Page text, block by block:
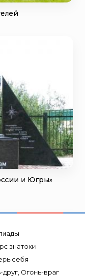
и Югры»
знатоки
себя
друг, Огонь-враг